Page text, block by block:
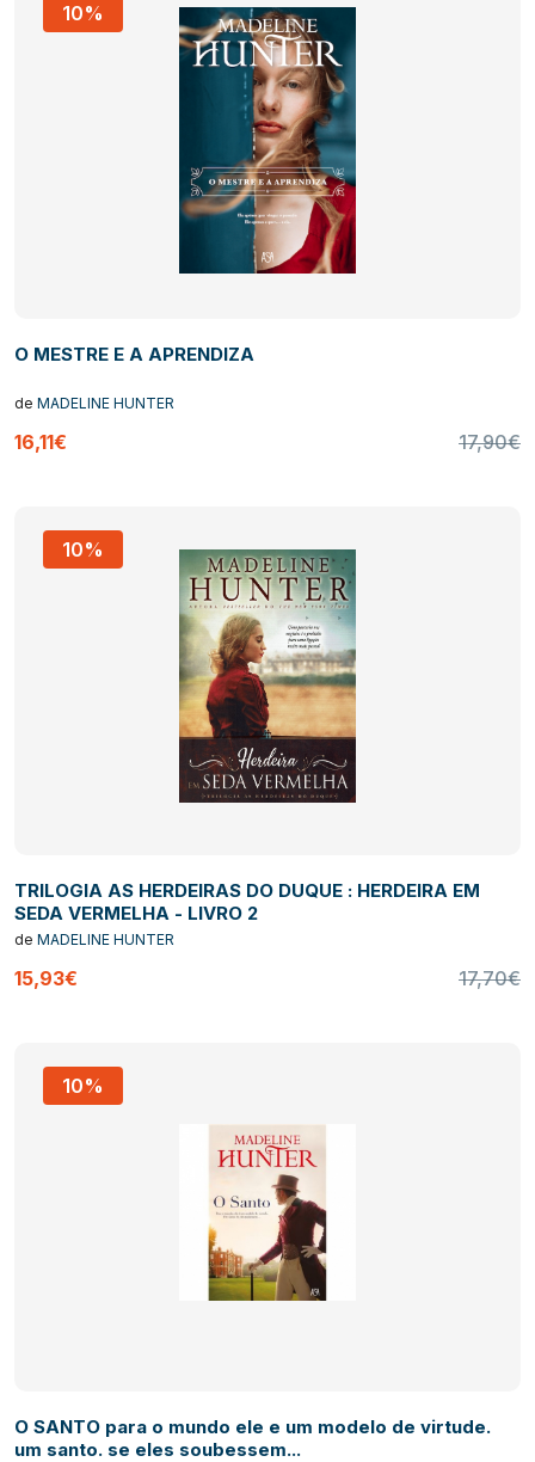
10%
O MESTRE E A APRENDIZA
de MADELINE HUNTER
16,11€ 17,90€
10%
TRILOGIA AS HERDEIRAS DO DUQUE : HERDEIRA EM
SEDA VERMELHA - LIVRO 2
de MADELINE HUNTER
15,93€ 17,70€
10%
O SANTO para o mundo ele e um modelo de virtude.
um santo. se eles soubessem...